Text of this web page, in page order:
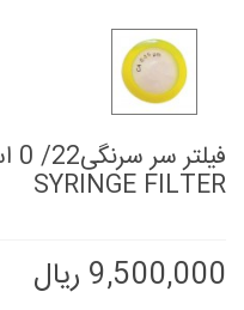
SYRINGE FILTER
9,500,000 ریال